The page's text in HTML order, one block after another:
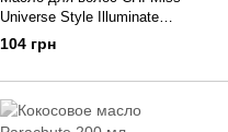
Universe Style Illuminate
Moringa & Macadamia Oil 15 мл
104 грн